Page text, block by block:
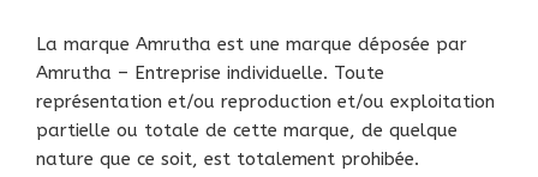
La marque Amrutha est une marque déposée par
Amrutha – Entreprise individuelle. Toute
représentation et/ou reproduction et/ou exploitation
partielle ou totale de cette marque, de quelque
nature que ce soit, est totalement prohibée.